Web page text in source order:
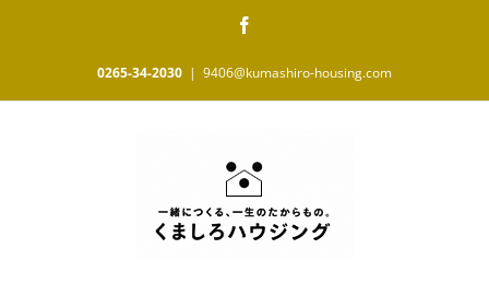
0265-34-2030 | 9406@kumashiro-housing.com